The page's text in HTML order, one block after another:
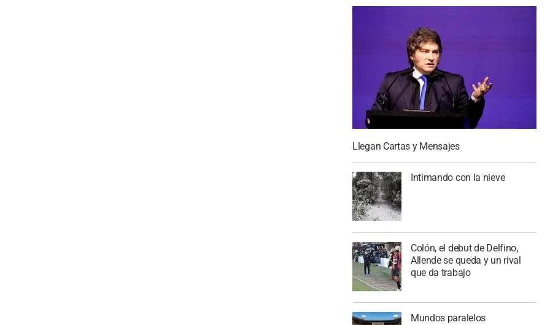
Llegan Cartas y Mensajes
Intimando con la nieve
Colón, el debut de Delfino,
Allende se queda y un rival
que da trabajo
Mundos paralelos